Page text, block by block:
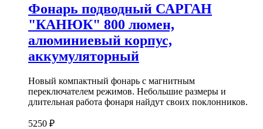
Фонарь подводный САРГАН
"КАНЮК" 800 люмен,
алюминиевый корпус,
аккумуляторный
Новый компактный фонарь с магнитным
переключателем режимов. Небольшие размеры и
длительная работа фонаря найдут своих поклонников.
5250 ₽